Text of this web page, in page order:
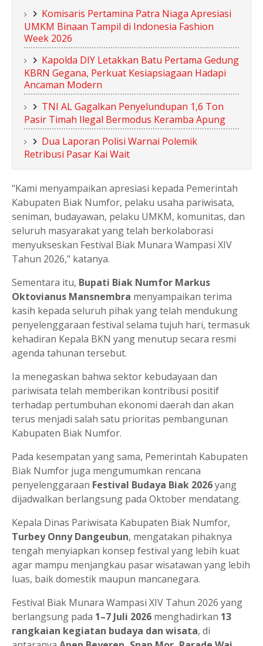
Komisaris Pertamina Patra Niaga Apresiasi
UMKM Binaan Tampil di Indonesia Fashion
Week 2026
Kapolda DIY Letakkan Batu Pertama Gedung
KBRN Gegana, Perkuat Kesiapsiagaan Hadapi
Ancaman Modern
TNI AL Gagalkan Penyelundupan 1,6 Ton
Pasir Timah Ilegal Bermodus Keramba Apung
Dua Laporan Polisi Warnai Polemik
Retribusi Pasar Kai Wait
"Kami menyampaikan apresiasi kepada Pemerintah
Kabupaten Biak Numfor, pelaku usaha pariwisata,
seniman, budayawan, pelaku UMKM, komunitas, dan
seluruh masyarakat yang telah berkolaborasi
menyukseskan Festival Biak Munara Wampasi XIV
Tahun 2026," katanya.
Sementara itu, Bupati Biak Numfor Markus
Oktovianus Mansnembra menyampaikan terima
kasih kepada seluruh pihak yang telah mendukung
penyelenggaraan festival selama tujuh hari, termasuk
kehadiran Kepala BKN yang menutup secara resmi
agenda tahunan tersebut.
Ia menegaskan bahwa sektor kebudayaan dan
pariwisata telah memberikan kontribusi positif
terhadap pertumbuhan ekonomi daerah dan akan
terus menjadi salah satu prioritas pembangunan
Kabupaten Biak Numfor.
Pada kesempatan yang sama, Pemerintah Kabupaten
Biak Numfor juga mengumumkan rencana
penyelenggaraan Festival Budaya Biak 2026yang
dijadwalkan berlangsung pada Oktober mendatang.
Kepala Dinas Pariwisata Kabupaten Biak Numfor,
Turbey Onny Dangeubun, mengatakan pihaknya
tengah menyiapkan konsep festival yang lebih kuat
agar mampu menjangkau pasar wisatawan yang lebih
luas, baik domestik maupun mancanegara.
Festival Biak Munara Wampasi XIV Tahun 2026 yang
berlangsung pada 1–7 Juli 2026 menghadirkan 13
rangkaian kegiatan budaya dan wisata, di